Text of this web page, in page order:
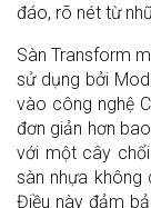
đáo, rõ nét từ
Sàn Transform
sử dụng bởi
vào công nghệ
đơn giản hơn
với một cây
sàn nhựa
Điều này đảm